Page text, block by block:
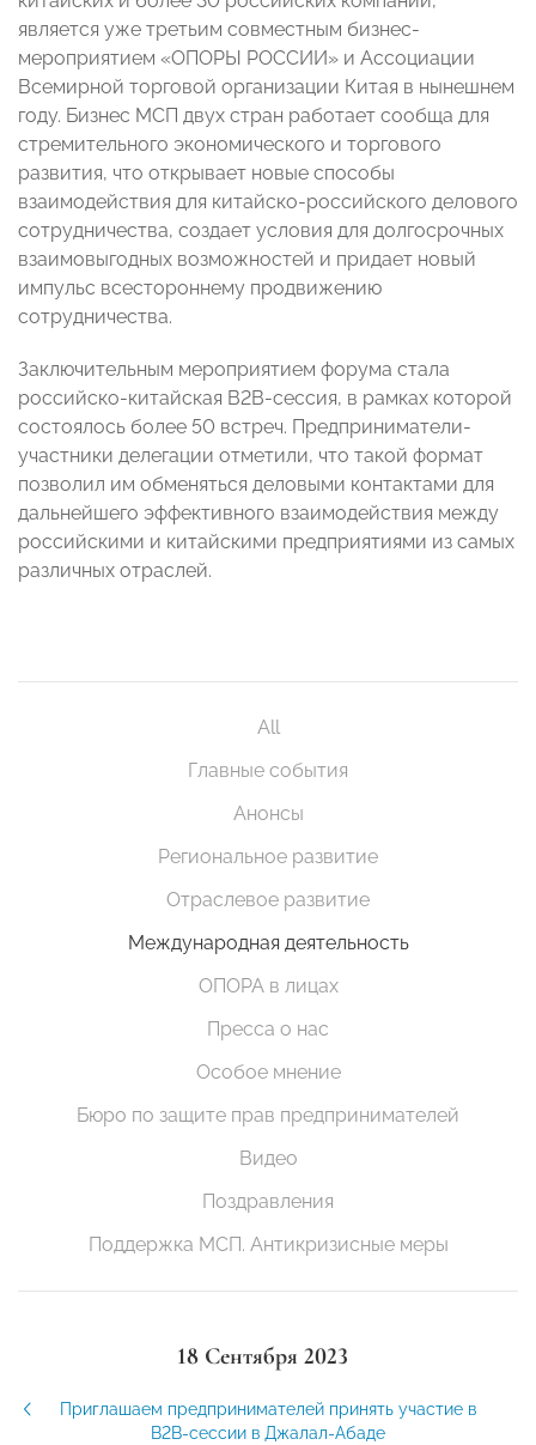
является уже третьим совместным бизнес-
мероприятием «ОПОРЫ РОССИИ» и Ассоциации
Всемирной торговой организации Китая в нынешнем
году. Бизнес МСП двух стран работает сообща для
стремительного экономического и торгового
развития, что открывает новые способы
взаимодействия для китайско-российского делового
сотрудничества, создает условия для долгосрочных
взаимовыгодных возможностей и придает новый
импульс всестороннему продвижению
сотрудничества.
Заключительным мероприятием форума стала
российско-китайская В2В-сессия, в рамках которой
состоялось более 50 встреч. Предприниматели-
участники делегации отметили, что такой формат
позволил им обменяться деловыми контактами для
дальнейшего эффективного взаимодействия между
российскими и китайскими предприятиями из самых
различных отраслей.
All
Главные события
Анонсы
Региональное развитие
Отраслевое развитие
Международная деятельность
ОПОРА в лицах
Пресса о нас
Особое мнение
Бюро по защите прав предпринимателей
Видео
Поздравления
Поддержка МСП. Антикризисные меры
18 Сентября 2023
Приглашаем предпринимателей принять участие в
B2B-сессии в Джалал-Абаде